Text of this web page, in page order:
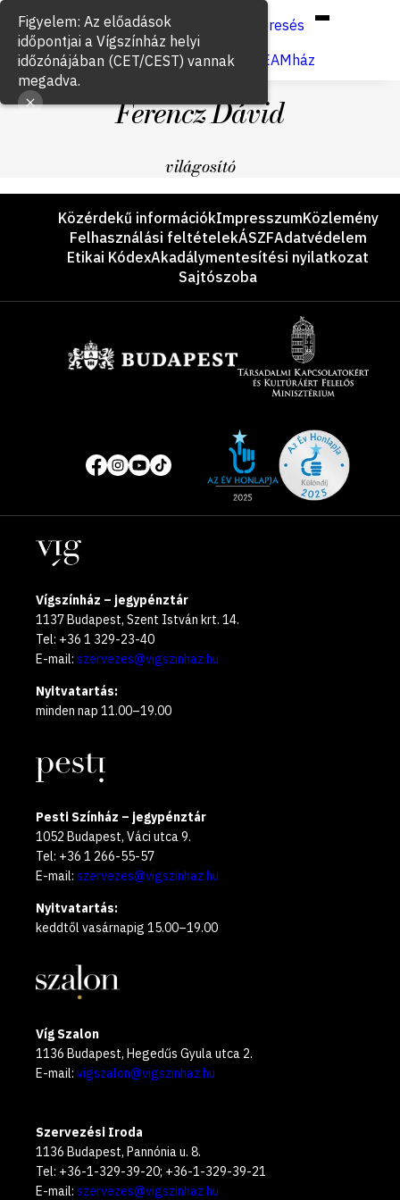
Keresés
Jegyvásárlás
VígSTREAMház
Ferencz Dávid
világosító
LáblécKözérdekű információkImpresszumKözlemény
Felhasználási feltételekÁSZFAdatvédelem
Etikai KódexAkadálymentesítési nyilatkozat
Sajtószoba
Közösségi
média
oldalak
of
year
Helyszínek
Vígszínház – jegypénztár
1137 Budapest, Szent István krt. 14.
Tel: +36 1 329-23-40
E-mail: szervezes@vigszinhaz.hu
Nyitvatartás:
minden nap 11.00–19.00
Pesti Színház – jegypénztár
1052 Budapest, Váci utca 9.
Tel: +36 1 266-55-57
E-mail: szervezes@vigszinhaz.hu
Nyitvatartás:
keddtől vasárnapig 15.00–19.00
Víg Szalon
1136 Budapest, Hegedűs Gyula utca 2.
E-mail: vigszalon@vigszinhaz.hu
Szervezési Iroda
1136 Budapest, Pannónia u. 8.
Tel: +36-1-329-39-20; +36-1-329-39-21
E-mail: szervezes@vigszinhaz.hu
Figyelem: Az előadások
időpontjai a Vígszínház helyi
időzónájában (CET/CEST) vannak
megadva.